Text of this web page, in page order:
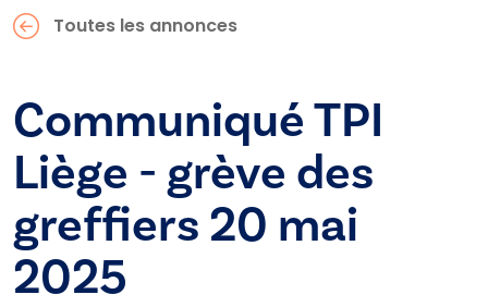
Toutes les annonces
Communiqué TPI
Liège - grève des
greffiers 20 mai
2025